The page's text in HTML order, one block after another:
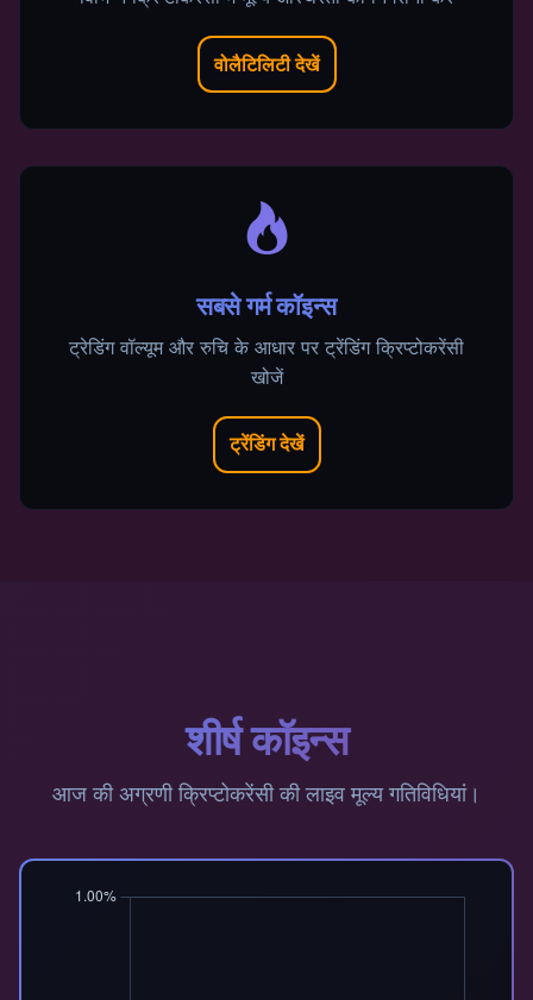
वोलैटिलिटी देखें
सबसे गर्म कॉइन्स
ट्रेडिंग वॉल्यूम और रुचि के आधार पर ट्रेंडिंग क्रिप्टोकरेंसी
खोजें
ट्रेंडिंग देखें
शीर्ष कॉइन्स
आज की अग्रणी क्रिप्टोकरेंसी की लाइव मूल्य गतिविधियां।